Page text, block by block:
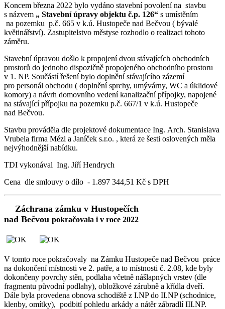
Koncem března 2022 bylo vydáno stavební povolení na stavbu
s názvem „ Stavební úpravy objektu č.p. 126“ s umístěním
na pozemku p.č. 665 v k.ú. Hustopeče nad Bečvou ( bývalé
květinářství). Zastupitelstvo městyse rozhodlo o realizaci tohoto
záměru.
Stavební úpravou došlo k propojení dvou stávajících obchodních
prostorů do jednoho dispozičně propojeného obchodního prostoru
v 1. NP. Součástí řešení bylo doplnění stávajícího zázemí
pro personál obchodu ( doplnění sprchy, umývárny, WC a úklidové
komory) a návrh domovního vedení kanalizační přípojky, napojené
na stávající přípojku na pozemku p.č. 667/1 v k.ú. Hustopeče
nad Bečvou.
Stavbu prováděla dle projektové dokumentace Ing. Arch. Stanislava
Vrubela firma Mézl a Janíček s.r.o. , která ze šesti oslovených měla
nejvýhodnější nabídku.
TDI vykonával Ing. Jiří Hendrych
Cena dle smlouvy o dílo - 1.897 344,51 Kč s DPH
Záchrana zámku v Hustopečích
nad Bečvou pokračovala i v roce 2022
V tomto roce pokračovaly na Zámku Hustopeče nad Bečvou práce
na dokončení místnosti ve 2. patře, a to místnosti č. 2.08, kde byly
dokončeny povrchy stěn, podlaha včetně nášlapných vrstev (dle
fragmentu původní podlahy), obložkové zárubně a křídla dveří.
Dále byla provedena obnova schodiště z I.NP do II.NP (schodnice,
klenby, omítky), podbití pohledu arkády a nátěr zábradlí III.NP.